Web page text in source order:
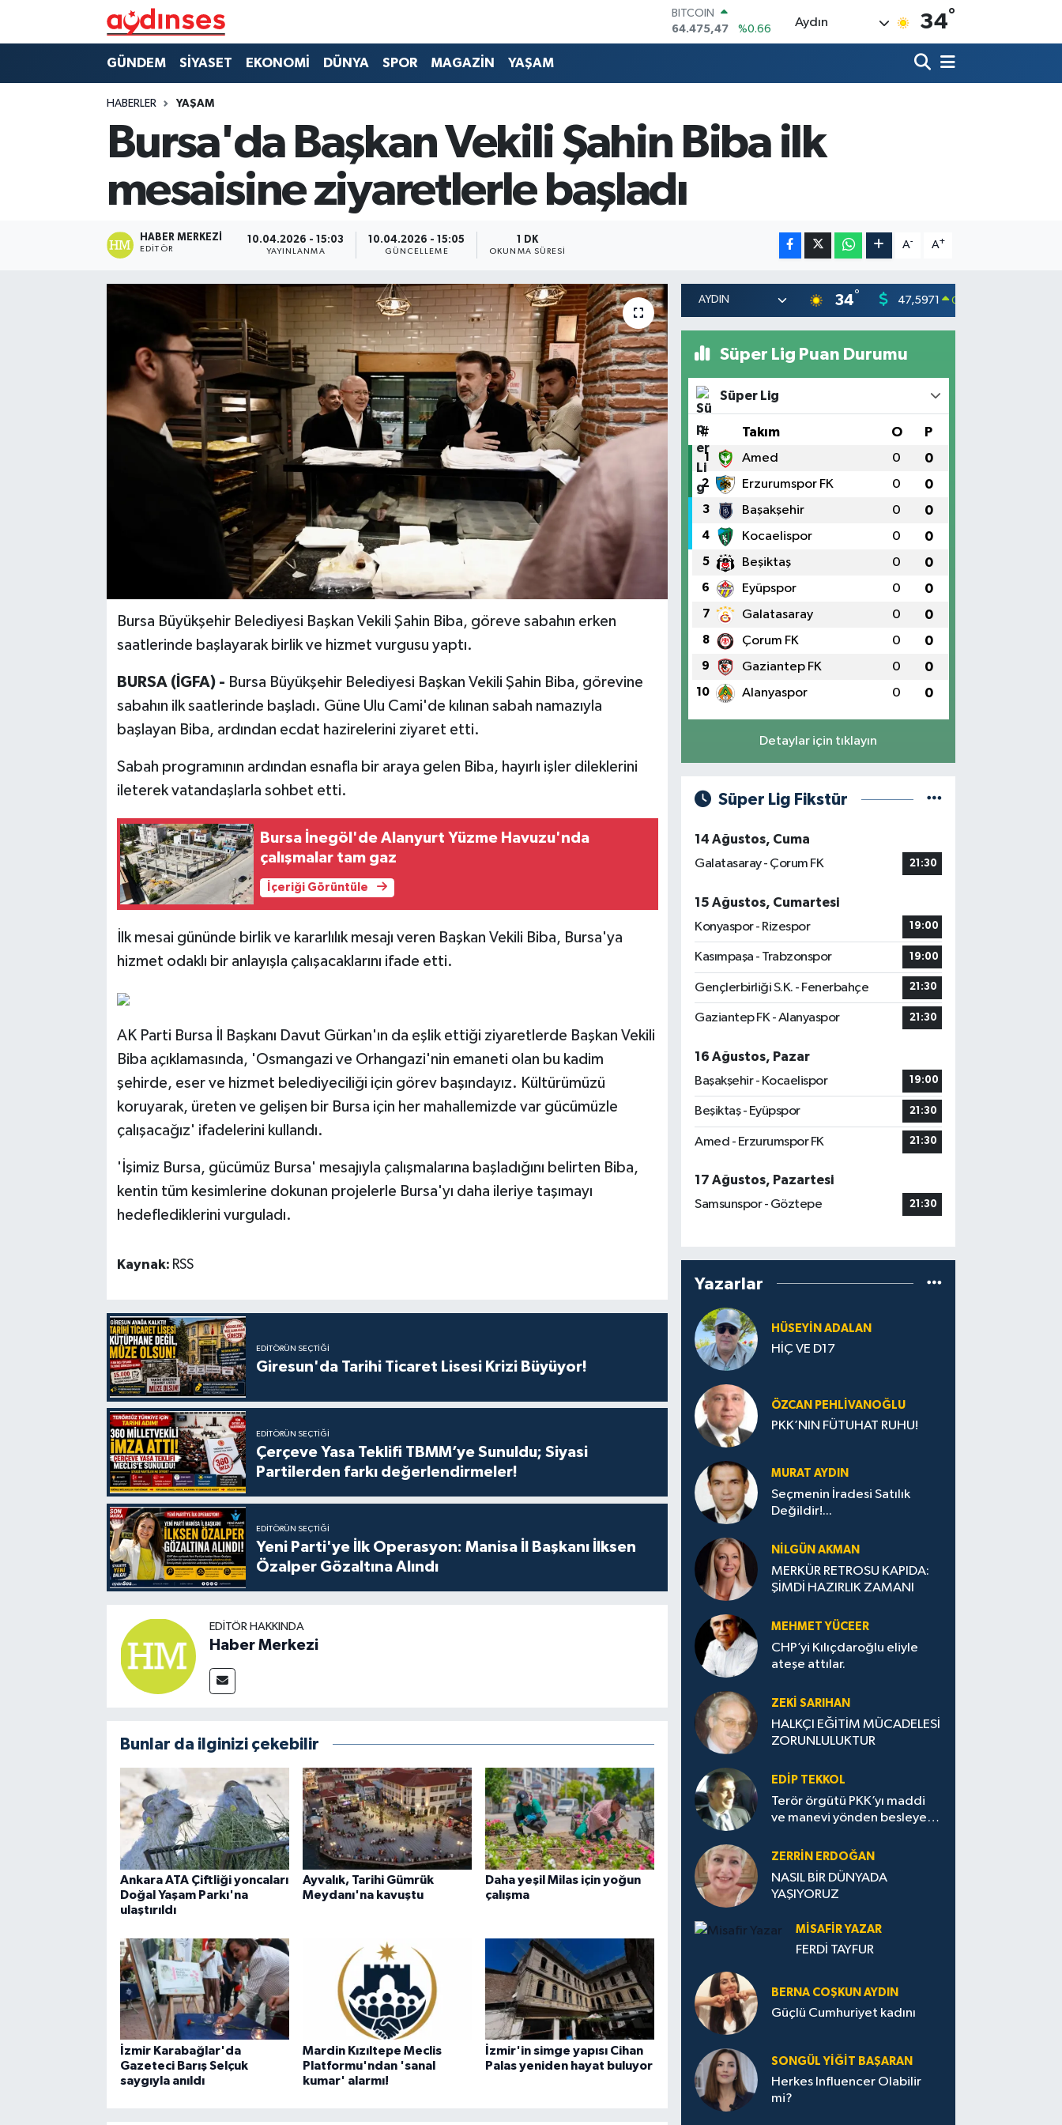
DOLAR
47,5971
%0.05
EURO
6518.23
%0.39
BİST100
13.703
%0
BITCOIN
Aydın 34°
GÜNDEM SİYASET EKONOMİ DÜNYA SPOR MAGAZİN YAŞAM
HABERLER YAŞAM
Bursa'da Başkan Vekili Şahin Biba ilk
mesaisine ziyaretlerle başladı
HABER MERKEZI
EDITÖR
10.04.2026 - 15:03
YAYINLANMA
10.04.2026 - 15:05
GÜNCELLEME
1 DK
OKUNMA SÜRESI
A- A+
Bursa Büyükşehir Belediyesi Başkan Vekili Şahin Biba, göreve sabahın erken
saatlerinde başlayarak birlik ve hizmet vurgusu yaptı.
BURSA (İGFA) - Bursa Büyükşehir Belediyesi Başkan Vekili Şahin Biba, görevine
sabahın ilk saatlerinde başladı. Güne Ulu Cami'de kılınan sabah namazıyla
başlayan Biba, ardından ecdat hazirelerini ziyaret etti.
Sabah programının ardından esnafla bir araya gelen Biba, hayırlı işler dileklerini
ileterek vatandaşlarla sohbet etti.
Bursa İnegöl'de Alanyurt Yüzme Havuzu'nda
çalışmalar tam gaz
İçeriği Görüntüle
İlk mesai gününde birlik ve kararlılık mesajı veren Başkan Vekili Biba, Bursa'ya
hizmet odaklı bir anlayışla çalışacaklarını ifade etti.
AK Parti Bursa İl Başkanı Davut Gürkan'ın da eşlik ettiği ziyaretlerde Başkan Vekili
Biba açıklamasında, 'Osmangazi ve Orhangazi'nin emaneti olan bu kadim
şehirde, eser ve hizmet belediyeciliği için görev başındayız. Kültürümüzü
koruyarak, üreten ve gelişen bir Bursa için her mahallemizde var gücümüzle
çalışacağız' ifadelerini kullandı.
'İşimiz Bursa, gücümüz Bursa' mesajıyla çalışmalarına başladığını belirten Biba,
kentin tüm kesimlerine dokunan projelerle Bursa'yı daha ileriye taşımayı
hedeflediklerini vurguladı.
Kaynak: RSS
EDITÖRÜN SEÇTIĞI
Giresun'da Tarihi Ticaret Lisesi Krizi Büyüyor!
EDITÖRÜN SEÇTIĞI
Çerçeve Yasa Teklifi TBMM’ye Sunuldu; Siyasi
Partilerden farkı değerlendirmeler!
EDITÖRÜN SEÇTIĞI
Yeni Parti'ye İlk Operasyon: Manisa İl Başkanı İlksen
Özalper Gözaltına Alındı
EDITÖR HAKKINDA
Haber Merkezi
Bunlar da ilginizi çekebilir
Ankara ATA Çiftliği yoncaları
Doğal Yaşam Parkı'na
ulaştırıldı
Ayvalık, Tarihi Gümrük
Meydanı'na kavuştu
Daha yeşil Milas için yoğun
çalışma
İzmir Karabağlar'da
Gazeteci Barış Selçuk
saygıyla anıldı
Mardin Kızıltepe Meclis
Platformu'ndan 'sanal
kumar' alarmı!
İzmir'in simge yapısı Cihan
Palas yeniden hayat buluyor
34° 47,5971 0.05
Süper Lig Puan Durumu
Süper Lig
# Takım O P
1 Amed 0 0
2 Erzurumspor FK 0 0
3 Başakşehir 0 0
4 Kocaelispor 0 0
5 Beşiktaş 0 0
6 Eyüpspor 0 0
7 Galatasaray 0 0
8 Çorum FK 0 0
9 Gaziantep FK 0 0
10 Alanyaspor 0 0
Detaylar için tıklayın
Süper Lig Fikstür
14 Ağustos, Cuma
Galatasaray - Çorum FK
21:30
15 Ağustos, Cumartesi
Konyaspor - Rizespor
19:00
Kasımpaşa - Trabzonspor 19:00
Gençlerbirliği S.K. - Fenerbahçe 21:30
Gaziantep FK - Alanyaspor 21:30
16 Ağustos, Pazar
Başakşehir - Kocaelispor
19:00
Beşiktaş - Eyüpspor 21:30
Amed - Erzurumspor FK 21:30
17 Ağustos, Pazartesi
Samsunspor - Göztepe
21:30
Yazarlar
HÜSEYIN ADALAN
HİÇ VE D17
ÖZCAN PEHLIVANOĞLU
PKK’NIN FÜTUHAT RUHU!
MURAT AYDIN
Seçmenin İradesi Satılık
Değildir!...
NILGÜN AKMAN
MERKÜR RETROSU KAPIDA:
ŞİMDİ HAZIRLIK ZAMANI
MEHMET YÜCEER
CHP’yi Kılıçdaroğlu eliyle
ateşe attılar.
ZEKI SARIHAN
HALKÇI EĞİTİM MÜCADELESİ
ZORUNLULUKTUR
EDIP TEKKOL
Terör örgütü PKK’yı maddi
ve manevi yönden besleyen
ZERRIN ERDOĞAN
NASIL BİR DÜNYADA
YAŞIYORUZ
MISAFIR YAZAR
FERDİ TAYFUR
BERNA COŞKUN AYDIN
Güçlü Cumhuriyet kadını
SONGÜL YIĞIT BAŞARAN
Herkes Influencer Olabilir
mi?
Nöbetçi Eczaneler
Hava Durumu
Aydin Namaz Vakitleri
Trafik Durumu
Tüm Manşetler